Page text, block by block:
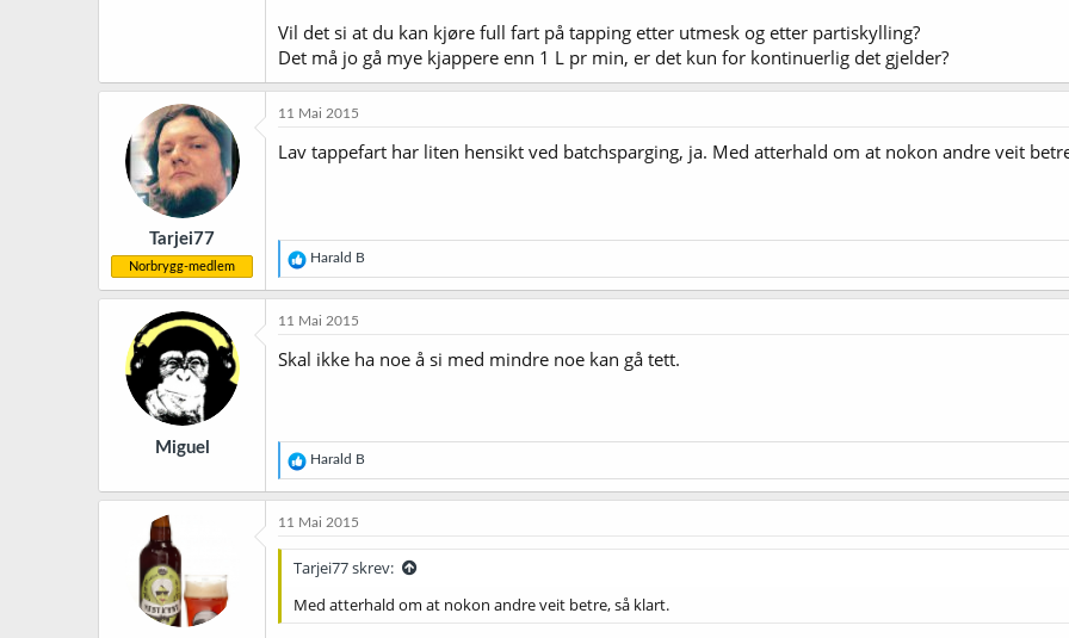
Vil det si at du kan kjøre full fart på tapping etter utmesk og etter partiskylling?
Det må jo gå mye kjappere enn 1 L pr min, er det kun for kontinuerlig det gjelder?
Tarjei77
Norbrygg-medlem
11 Mai 2015
Lav tappefart har liten hensikt ved batchsparging, ja. Med atterhald om at nokon andre veit
R
e
a
k
j
o
:
Harald B
Miguel
11 Mai 2015
Skal ikke ha noe å si med mindre noe kan gå tett.
R
e
a
k
j
o
e
Harald B
11 Mai 2015
Tarjei77 skrev:
Med atterhald om at nokon andre veit betre, så klart.